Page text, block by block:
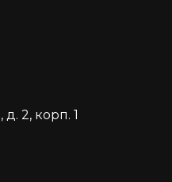
2, корп. 1